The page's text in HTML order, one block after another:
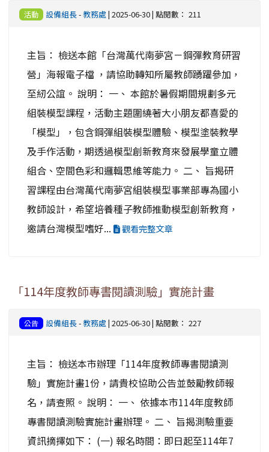
活動 設備組長-教務處 | 2025-06-30 | 點閱數： 211
主旨： 檢送本館「台灣萬代南夢宮－鋼彈教育研習
營」海報電子檔 ，請協助轉知所屬教師踴躍參加，
至紉公誼。 說明： 一、 本館於暑假期間規劃多元
組裝模型課程，活動主題圍繞著大小朋友都喜愛的
「模型」，包含鋼彈組裝模型體驗、模型塗裝教學
及手作活動，期透過模型創新教育來發展學童立體
組合、空間色彩和邏輯思維等能力。 二、 旨揭研
習課程由台灣萬代南夢宮組裝模型事業部專為國小
教師設計，希望培養種子教師推動模型創新教育，
邀請台灣模型嗜好...
觀看完整文章
「114年度教師專書閱讀測驗」實施計畫
公告 設備組長-教務處 | 2025-06-30 | 點閱數： 227
主旨： 檢送本市辦理「114年度教師專書閱讀測
驗」實施計畫1份，請貴校協助公告並鼓勵教師報
名，請查照。 說明： 一、 依據本市114年度教師
專書閱讀測驗實施計畫辦理。 二、 旨揭測驗重要
資訊摘擇如下： (一) 報名時間：即日起至114年7